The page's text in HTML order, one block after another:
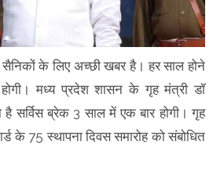
सैनिकों के लिए अच्छी खबर है। हर साल होने
मध्य प्रदेश शासन के गृह मंत्री डॉ
है सर्विस ब्रेक 3 साल में एक बार होगी। गृह
के 75 स्थापना दिवस समारोह को संबोधित